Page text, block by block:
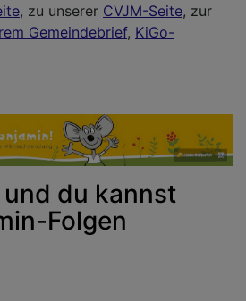
, zu unserer CVJM-Seite, zur
Gemeindebrief, KiGo-
und du kannst
Folgen